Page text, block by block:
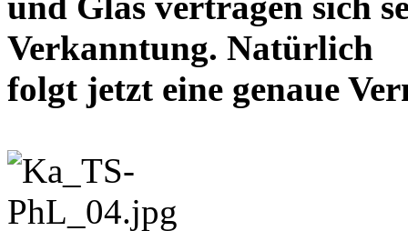
Verkanntung. Natürlich
folgt jetzt eine genaue